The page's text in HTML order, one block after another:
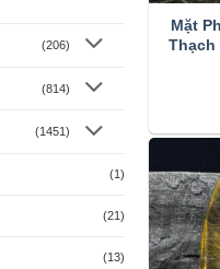
(206)
(814)
(1451)
(1)
(21)
(13)
Mặt
Thạch